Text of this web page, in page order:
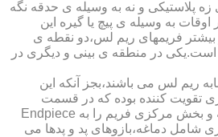
پلاستیکی و نه به وسیله ی حدقه نگه
به وسیله ی پیچ یا گیره این
بیشتر فریمهای ریم لس،دو نقطه ی
در منطقه ی بینی و دیگری در
ریم لس می باشند،بجز آنکه این
تقویت کننده بوده که در قسمت
فوقانی عدسی،امتداد یافته و بخش مرکزی فریم را به Endpiece
دماغه،بازوهای پد و پدها می